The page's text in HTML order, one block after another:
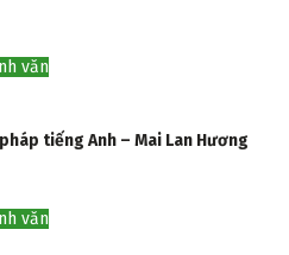
văn
tiếng Anh – Mai Lan Hương
văn